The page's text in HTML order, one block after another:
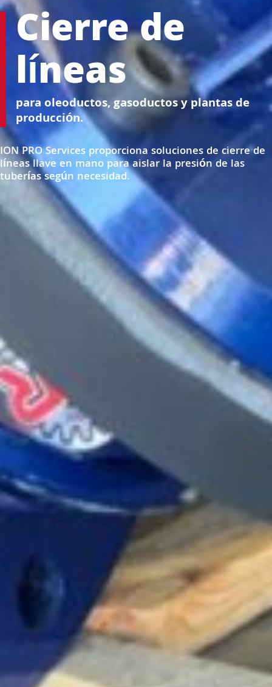
Cierre de
líneas
para oleoductos, gasoductos y plantas de
producción.
ION PRO Services proporciona soluciones de cierre de
líneas llave en mano para aislar la presión de las
tuberías según necesidad.